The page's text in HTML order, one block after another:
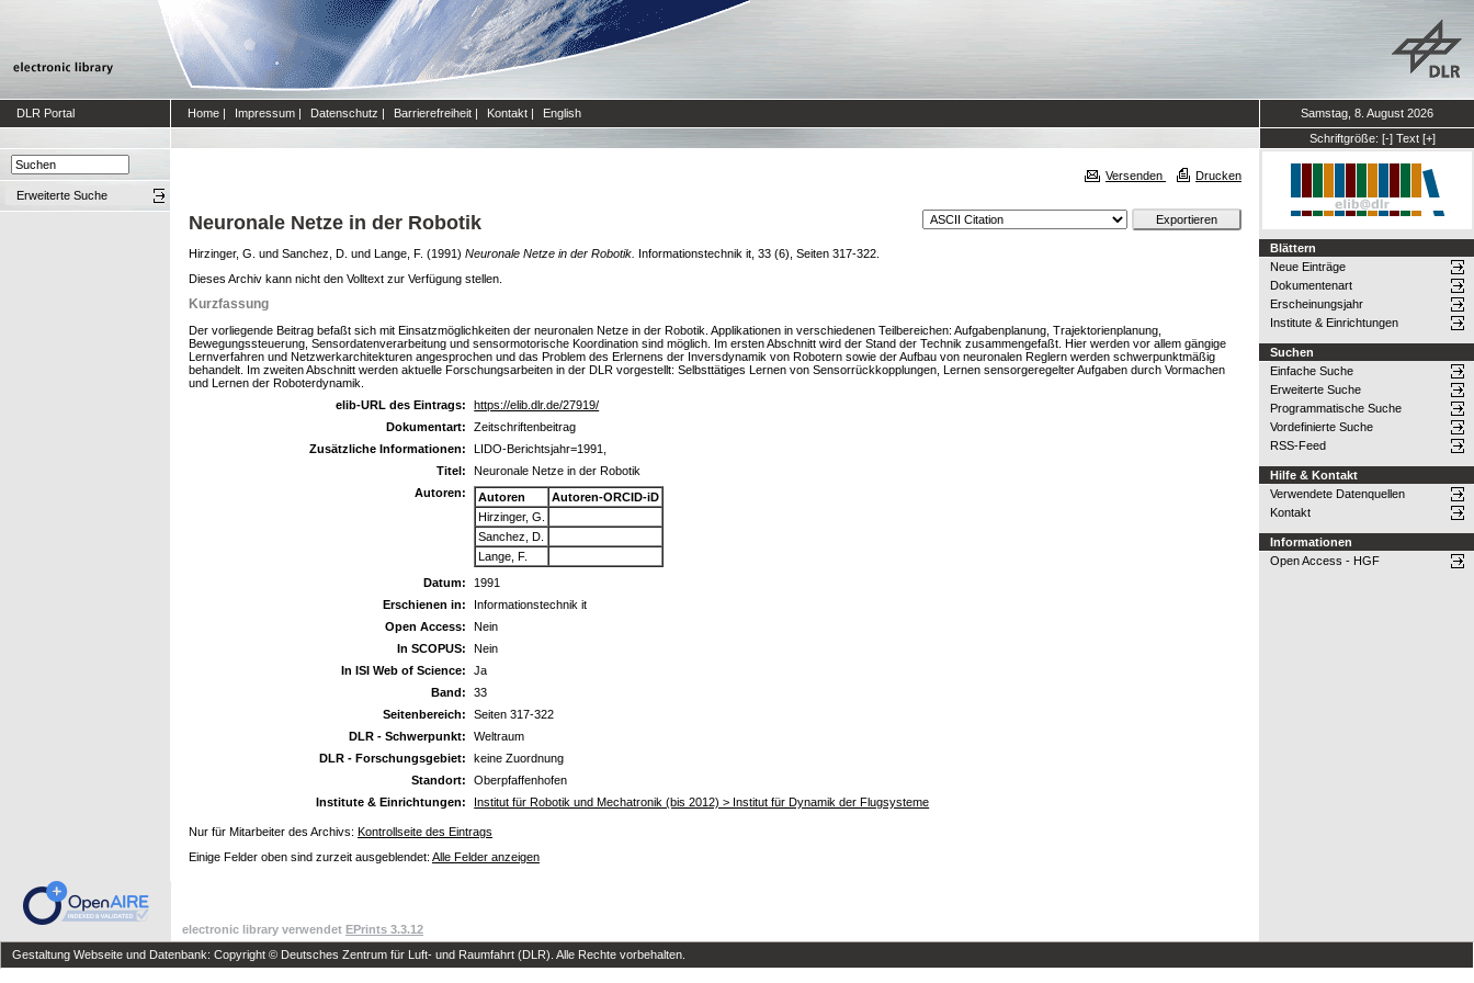
DLR Portal Home | Impressum | Datenschutz | Barrierefreiheit | Kontakt | English
Samstag, 8. August 2026
Schriftgröße: [-] Text [+]
Erweiterte Suche
Versenden Drucken
Neuronale Netze in der Robotik
Hirzinger, G. und Sanchez, D. und Lange, F. (1991) Neuronale Netze in der Robotik. Informationstechnik it, 33 (6), Seiten 317-322.
Dieses Archiv kann nicht den Volltext zur Verfügung stellen.
Kurzfassung
Der vorliegende Beitrag befaßt sich mit Einsatzmöglichkeiten der neuronalen Netze in der Robotik. Applikationen in verschiedenen Teilbereichen: Aufgabenplanung, Trajektorienplanung,
Bewegungssteuerung, Sensordatenverarbeitung und sensormotorische Koordination sind möglich. Im ersten Abschnitt wird der Stand der Technik zusammengefaßt. Hier werden vor allem gängige
Lernverfahren und Netzwerkarchitekturen angesprochen und das Problem des Erlernens der Inversdynamik von Robotern sowie der Aufbau von neuronalen Reglern werden schwerpunktmäßig
behandelt. Im zweiten Abschnitt werden aktuelle Forschungsarbeiten in der DLR vorgestellt: Selbsttätiges Lernen von Sensorrückkopplungen, Lernen sensorgeregelter Aufgaben durch Vormachen
und Lernen der Roboterdynamik.
elib-URL des Eintrags:
https://elib.dlr.de/27919/
Dokumentart:
Zeitschriftenbeitrag
Zusätzliche Informationen:
LIDO-Berichtsjahr=1991,
Titel:
Neuronale Netze in der Robotik
Autoren:
Autoren
Autoren-ORCID-iD
Hirzinger, G.
Sanchez, D.
Lange, F.
Datum:
1991
Erschienen in:
Informationstechnik it
Open Access:
Nein
In SCOPUS:
Nein
In ISI Web of Science:
Ja
Band:
33
Seitenbereich:
Seiten 317-322
DLR - Schwerpunkt:
Weltraum
DLR - Forschungsgebiet:
keine Zuordnung
Standort:
Oberpfaffenhofen
Institute & Einrichtungen:
Institut für Robotik und Mechatronik (bis 2012) > Institut für Dynamik der Flugsysteme
Nur für Mitarbeiter des Archivs: Kontrollseite des Eintrags
Einige Felder oben sind zurzeit ausgeblendet: Alle Felder anzeigen
Blättern
Neue Einträge
Dokumentenart
Erscheinungsjahr
Institute & Einrichtungen
Suchen
Einfache Suche
Erweiterte Suche
Programmatische Suche
Vordefinierte Suche
RSS-Feed
Hilfe & Kontakt
Verwendete Datenquellen
Kontakt
Informationen
Open Access - HGF
electronic library verwendet EPrints 3.3.12
Gestaltung Webseite und Datenbank: Copyright © Deutsches Zentrum für Luft- und Raumfahrt (DLR). Alle Rechte vorbehalten.